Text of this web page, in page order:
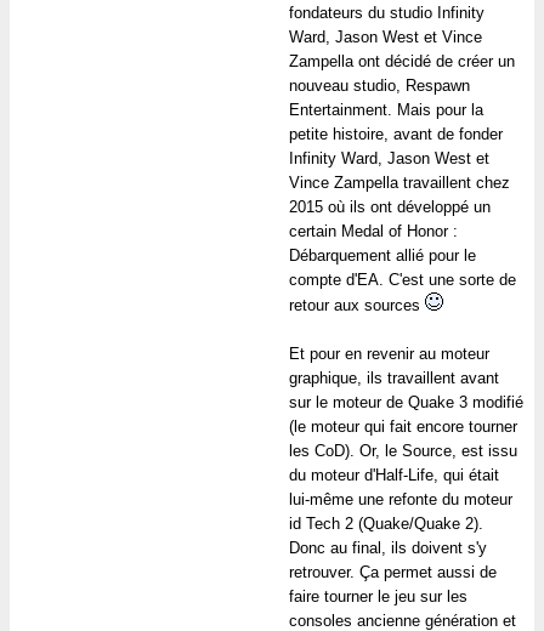
fondateurs du studio Infinity
Ward, Jason West et Vince
Zampella ont décidé de créer un
nouveau studio, Respawn
Entertainment. Mais pour la
petite histoire, avant de fonder
Infinity Ward, Jason West et
Vince Zampella travaillent chez
2015 où ils ont développé un
certain Medal of Honor :
Débarquement allié pour le
compte d'EA. C'est une sorte de
retour aux sources
Et pour en revenir au moteur
graphique, ils travaillent avant
sur le moteur de Quake 3 modifié
(le moteur qui fait encore tourner
les CoD). Or, le Source, est issu
du moteur d'Half-Life, qui était
lui-même une refonte du moteur
id Tech 2 (Quake/Quake 2).
Donc au final, ils doivent s'y
retrouver. Ça permet aussi de
faire tourner le jeu sur les
consoles ancienne génération et